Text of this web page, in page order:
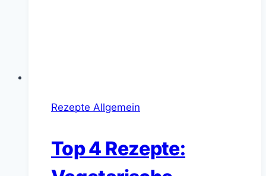
Rezepte Allgemein
Top 4 Rezepte: